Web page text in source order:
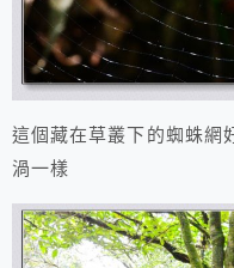
這個藏在草叢下的蜘蛛網
渦一樣